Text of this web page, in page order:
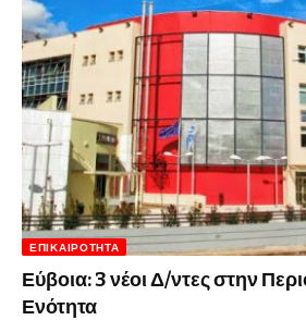
ΕΠΙΚΑΙΡΌΤΗΤΑ
Εύβοια: 3 νέοι Δ/ντες στην
Ενότητα